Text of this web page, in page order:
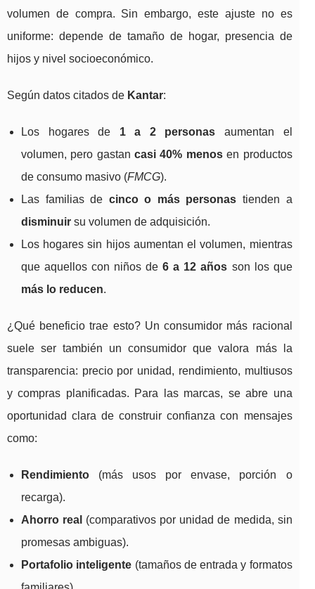
volumen de compra. Sin embargo, este ajuste no es
uniforme: depende de tamaño de hogar, presencia de
hijos y nivel socioeconómico.
Según datos citados de Kantar:
Los hogares de 1 a 2 personas aumentan el
volumen, pero gastancasi 40% menosen productos
de consumo masivo (FMCG).
Las familias de cinco o más personas tienden a
disminuir su volumen de adquisición.
Los hogares sin hijos aumentan el volumen, mientras
que aquellos con niños de6 a 12 años son los que
más lo reducen.
¿Qué beneficio trae esto? Un consumidor más racional
suele ser también un consumidor que valora más la
transparencia: precio por unidad, rendimiento, multiusos
y compras planificadas. Para las marcas, se abre una
oportunidad clara de construir confianza con mensajes
como:
Rendimiento (más usos por envase, porción o
recarga).
Ahorro real (comparativos por unidad de medida, sin
promesas ambiguas).
Portafolio inteligente (tamaños de entrada y formatos